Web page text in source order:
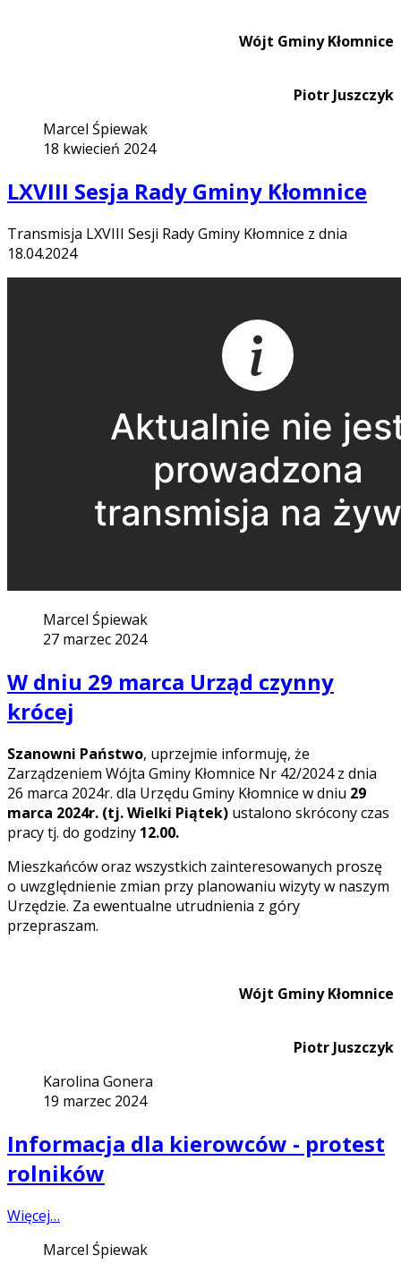
Wójt Gminy Kłomnice
Piotr Juszczyk
Marcel Śpiewak
18 kwiecień 2024
LXVIII Sesja Rady Gminy Kłomnice
Transmisja LXVIII Sesji Rady Gminy Kłomnice z dnia
18.04.2024
Marcel Śpiewak
27 marzec 2024
W dniu 29 marca Urząd czynny
krócej
Szanowni Państwo, uprzejmie informuję, że
Zarządzeniem Wójta Gminy Kłomnice Nr 42/2024 z dnia
26 marca 2024r. dla Urzędu Gminy Kłomnice w dniu 29
marca 2024r. (tj. Wielki Piątek) ustalono skrócony czas
pracy tj. do godziny 12.00.
Mieszkańców oraz wszystkich zainteresowanych proszę
o uwzględnienie zmian przy planowaniu wizyty w naszym
Urzędzie. Za ewentualne utrudnienia z góry
przepraszam.
Wójt Gminy Kłomnice
Piotr Juszczyk
Karolina Gonera
19 marzec 2024
Informacja dla kierowców - protest
rolników
Więcej…
Marcel Śpiewak